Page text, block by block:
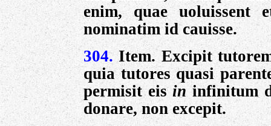
enim, quae uoluissent
nominatim id cauisse.
304. Item. Excipit
quia tutores quasi
permisit eisininfinitum
donare, non excepit.